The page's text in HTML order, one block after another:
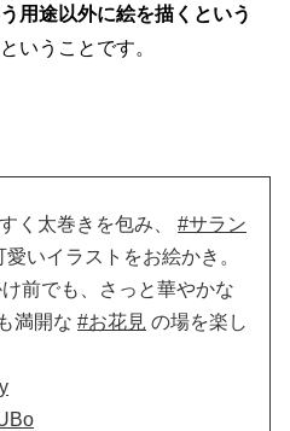
用途以外に絵を描くという
いうことです。
く太巻きを包み、#サラン
愛いイラストをお絵かき。
前でも、さっと華やかな
満開な#お花見 の場を楽し